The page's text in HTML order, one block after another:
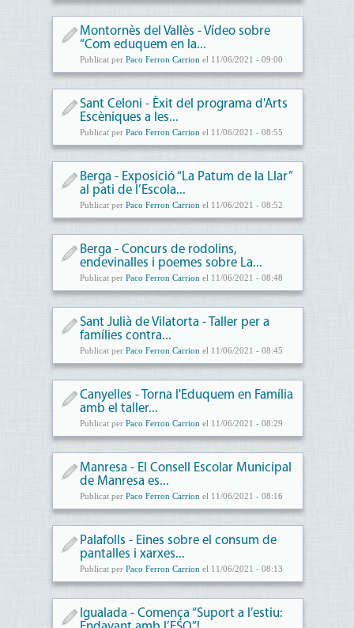
Montornès del Vallès - Vídeo sobre
“Com eduquem en la...
Publicat per Paco Ferron Carrion el 11/06/2021 - 09:00
Sant Celoni - Èxit del programa d'Arts
Escèniques a les...
Publicat per Paco Ferron Carrion el 11/06/2021 - 08:55
Berga - Exposició “La Patum de la Llar”
al pati de l’Escola...
Publicat per Paco Ferron Carrion el 11/06/2021 - 08:52
Berga - Concurs de rodolins,
endevinalles i poemes sobre La...
Publicat per Paco Ferron Carrion el 11/06/2021 - 08:48
Sant Julià de Vilatorta - Taller per a
famílies contra...
Publicat per Paco Ferron Carrion el 11/06/2021 - 08:45
Canyelles - Torna l'Eduquem en Família
amb el taller...
Publicat per Paco Ferron Carrion el 11/06/2021 - 08:29
Manresa - El Consell Escolar Municipal
de Manresa es...
Publicat per Paco Ferron Carrion el 11/06/2021 - 08:16
Palafolls - Eines sobre el consum de
pantalles i xarxes...
Publicat per Paco Ferron Carrion el 11/06/2021 - 08:13
Igualada - Comença “Suport a l’estiu: